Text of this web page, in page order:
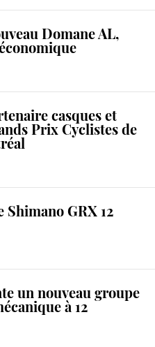
Domane AL,
casques et
Prix Cyclistes de
Shimano GRX 12
un nouveau groupe
à 12